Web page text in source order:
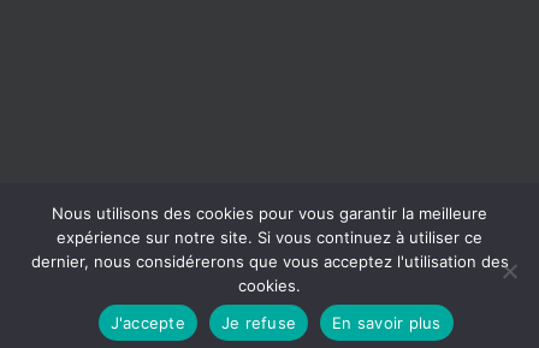
Copyright 2024 | Création de site par
Mobytic|Mentions légales
Nous utilisons des cookies pour vous garantir la meilleure
expérience sur notre site. Si vous continuez à utiliser ce
dernier, nous considérerons que vous acceptez l'utilisation des
cookies.
J'accepte
Je refuse En savoir plus